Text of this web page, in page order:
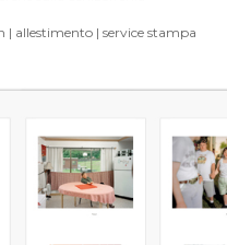
| allestimento | service stampa